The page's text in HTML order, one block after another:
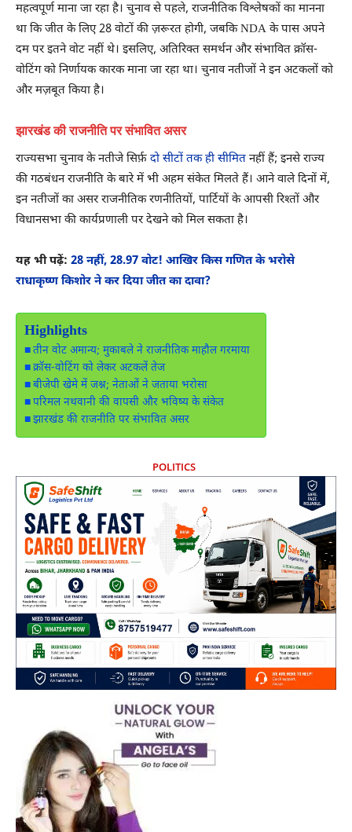
महत्वपूर्ण माना जा रहा है। चुनाव से पहले, राजनीतिक विश्लेषकों का मानना ​​
था कि जीत के लिए 28 वोटों की ज़रूरत होगी, जबकि NDA के पास अपने
दम पर इतने वोट नहीं थे। इसलिए, अतिरिक्त समर्थन और संभावित क्रॉस-
वोटिंग को निर्णायक कारक माना जा रहा था। चुनाव नतीजों ने इन अटकलों को
और मज़बूत किया है।
झारखंड की राजनीति पर संभावित असर
राज्यसभा चुनाव के नतीजे सिर्फ़ दो सीटों तक ही सीमित नहीं हैं; इनसे राज्य
की गठबंधन राजनीति के बारे में भी अहम संकेत मिलते हैं। आने वाले दिनों में,
इन नतीजों का असर राजनीतिक रणनीतियों, पार्टियों के आपसी रिश्तों और
विधानसभा की कार्यप्रणाली पर देखने को मिल सकता है।
यह भी पढ़ें: 28 नहीं, 28.97 वोट! आखिर किस गणित के भरोसे
राधाकृष्ण किशोर ने कर दिया जीत का दावा?
Highlights
तीन वोट अमान्य; मुकाबले ने राजनीतिक माहौल गरमाया
क्रॉस-वोटिंग को लेकर अटकलें तेज
बीजेपी खेमे में जश्न; नेताओं ने जताया भरोसा
परिमल नथवानी की वापसी और भविष्य के संकेत
झारखंड की राजनीति पर संभावित असर
POLITICS